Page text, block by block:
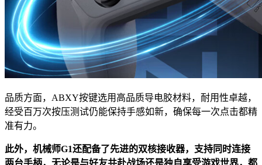
品质方面，ABXY按键选用高品质导电胶材料，耐用性卓越，
经受百万次按压测试仍能保持手感如新，确保每一次点击都精
准有力。
此外，机械师G1还配备了先进的双核接收器，支持同时连接